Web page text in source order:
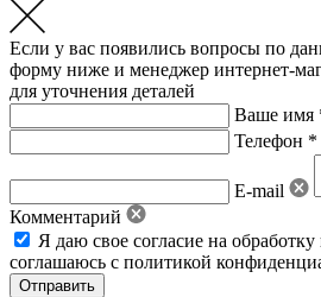
Если у вас появились вопросы по
форму ниже и менеджер интернет-
для уточнения деталей
Ваше имя
Телефон *
E-mail
Комментарий
Я даю свое согласие на
соглашаюсь с политикой